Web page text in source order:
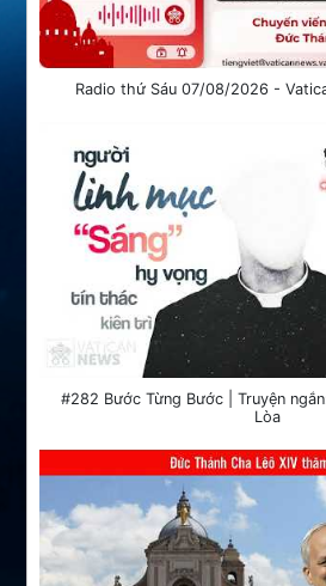
Radio thứ Sáu 07/08/2026 -
#282 Bước Từng Bước | Truyện
Lòa